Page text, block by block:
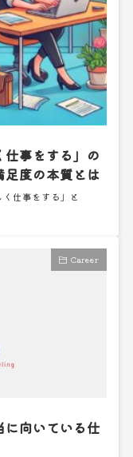
仕事をする」の
度の本質とは
仕事をする」と
Career
に向いている仕